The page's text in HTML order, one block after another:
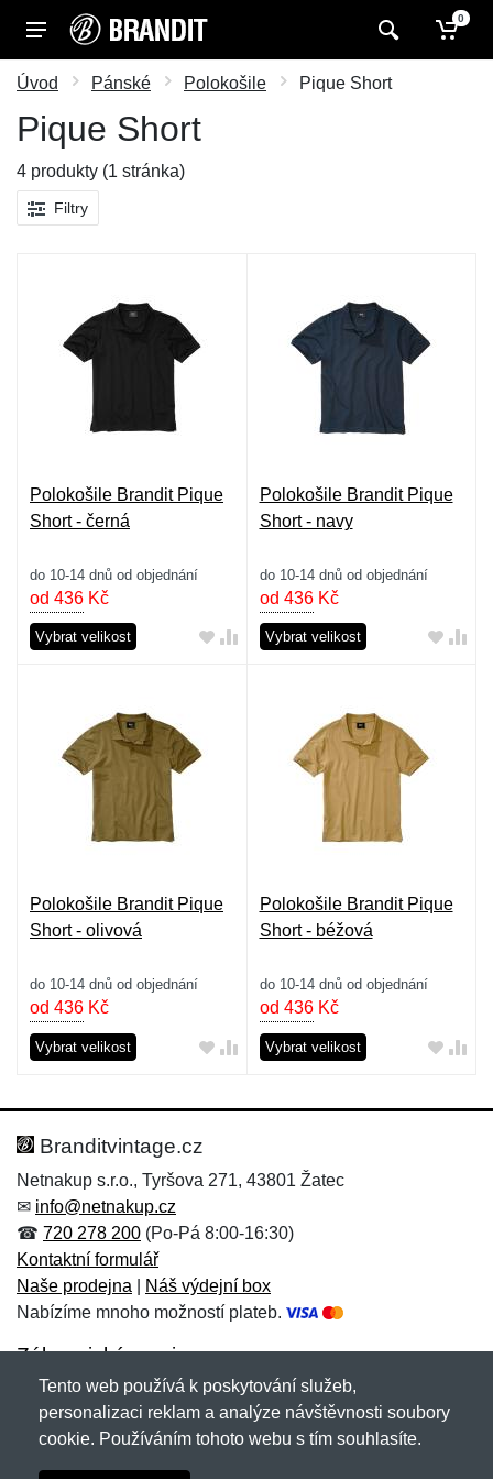
0
Úvod Pánské Polokošile Pique Short
Pique Short
4 produkty (1 stránka)
Filtry
Polokošile Brandit Pique
Short - černá
do 10-14 dnů od objednání
od 436 Kč
Vybrat velikost
Polokošile Brandit Pique
Short - navy
do 10-14 dnů od objednání
od 436Kč
Vybrat velikost
Polokošile Brandit Pique
Short - olivová
do 10-14 dnů od objednání
od 436 Kč
Vybrat velikost
Polokošile Brandit Pique
Short - béžová
do 10-14 dnů od objednání
od 436Kč
Vybrat velikost
Branditvintage.cz
Netnakup s.r.o., Tyršova 271, 43801 Žatec
✉ info@netnakup.cz
☎ 720 278 200 (Po-Pá 8:00-16:30)
Kontaktní formulář
Naše prodejna
Náš výdejní box
Nabízíme mnoho možností plateb.
Zákaznický servis
Novinky emailem
Tento web používá k poskytování služeb,
personalizaci reklam a analýze návštěvnosti soubory
cookie. Používáním tohoto webu s tím souhlasíte.